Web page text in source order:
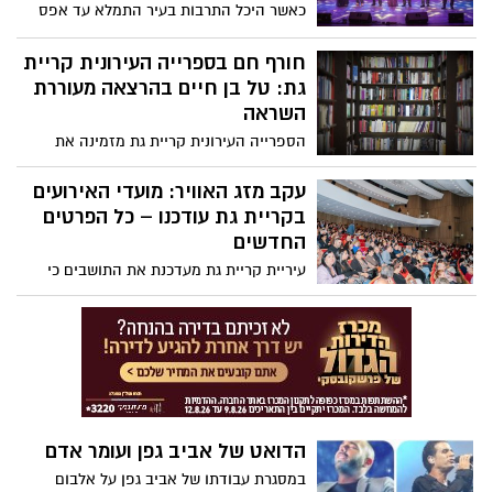
כאשר היכל התרבות בעיר התמלא עד אפס
מקום באירוע חגיגי ומרגש לציון פתיחת השנה
האזרחית – חגיגת “נובי גוד” הגדולה ביותר
שנערכה בעיר עד היום.
חורף חם בספרייה העירונית קריית
גת: טל בן חיים בהרצאה מעוררת
השראה
הספרייה העירונית קריית גת מזמינה את
תושבות ותושבי העיר לערב מיוחד במסגרת
סדרת “חורף חם”, עם הרצאתו של שחקן
הכדורגל הבינלאומי טל בן חיים – “איך לשחק
את החיים אחרת”.
עקב מזג האוויר: מועדי האירועים
בקריית גת עודכנו – כל הפרטים
החדשים
עיריית קריית גת מעדכנת את התושבים כי
בעקבות מזג האוויר הסוער הוחלט על שינוי
בתאריכי שני אירועים מרכזיים שהיו אמורים
להתקיים בימים הקרובים.
הדואט של אביב גפן ועומר אדם
במסגרת עבודתו של אביב גפן על אלבום